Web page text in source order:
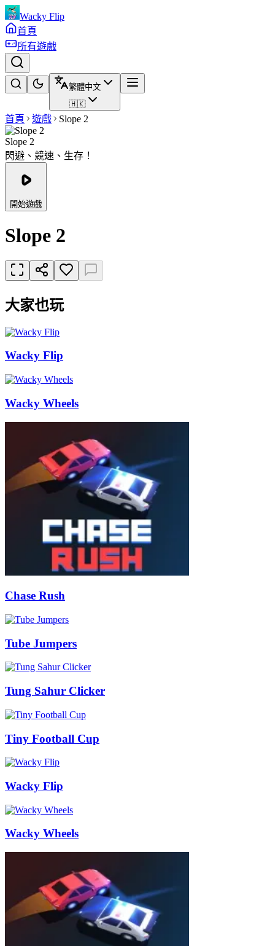
Wacky Flip
首頁
所有遊戲
繁體中文
🇭🇰
首頁 遊戲 Slope 2
Slope 2
閃避、競速、生存！
開始遊戲
Slope 2
大家也玩
Wacky Flip
Wacky Wheels
Chase Rush
Tube Jumpers
Tung Sahur Clicker
Tiny Football Cup
Wacky Flip
Wacky Wheels